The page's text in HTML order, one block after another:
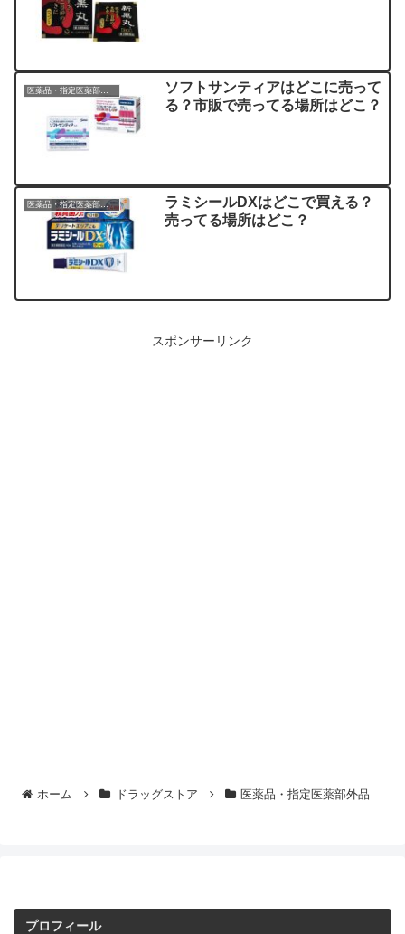
ソフトサンティアはどこに売って
る？市販で売ってる場所はどこ？
医薬品・指定医薬部外品
ラミシールDXはどこで買える？
売ってる場所はどこ？
スポンサーリンク
ホーム ドラッグストア 医薬品・指定医薬部外品
プロフィール